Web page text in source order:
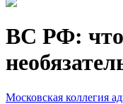
ВС РФ:
Московская коллегия